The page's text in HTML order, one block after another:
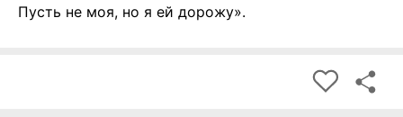
Пусть не моя, но я ей дорожу».